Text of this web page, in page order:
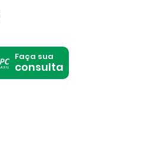
Faça sua
consulta